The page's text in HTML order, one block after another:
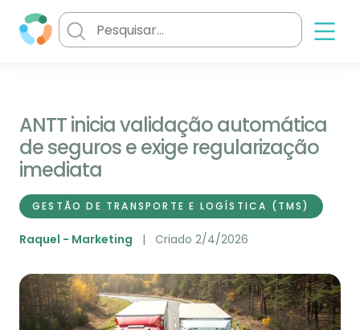
ANTT inicia validação automática
de seguros e exige regularização
imediata
GESTÃO DE TRANSPORTE E LOGÍSTICA (TMS)
Raquel - Marketing Criado 2/4/2026